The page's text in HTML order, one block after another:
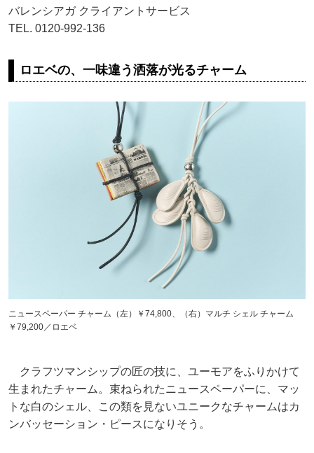
バレンシアガ クライアントサービス
TEL. 0120-992-136
ロエベの、一味違う洒落が光るチャーム
ニュースペーパー チャーム（左）￥74,800、（右）マルチ シェル チャーム
￥79,200／ロエベ
クラフツマンシップの匠の技に、ユーモアをふりかけて
生まれたチャーム。束ねられたニュースペーパーに、マッ
トな白のシェル、この類を見ないユニークなチャームはカ
ンバッセーション・ピースになりそう。